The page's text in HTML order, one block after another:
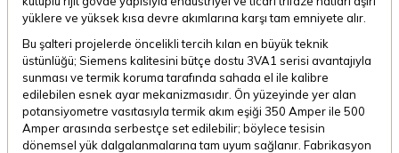
yüklere ve yüksek kısa devre akımlarına karşı tam emniyete alır.
Bu şalteri projelerde öncelikli tercih kılan en büyük teknik
üstünlüğü; Siemens kalitesini bütçe dostu 3VA1 serisi avantajıyla
sunması ve termik koruma tarafında sahada el ile kalibre
edilebilen esnek ayar mekanizmasıdır. Ön yüzeyinde yer alan
potansiyometre vasıtasıyla termik akım eşiği 350 Amper ile 500
Amper arasında serbestçe set edilebilir; böylece tesisin
dönemsel yük dalgalanmalarına tam uyum sağlanır. Fabrikasyon